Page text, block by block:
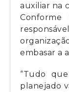
auxiliar na
Conforme
embasar a
“Tudo
planejado